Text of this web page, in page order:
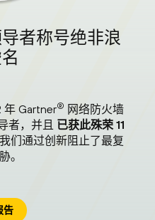
者称号绝非浪
年 Gartner® 网络防火墙
者，并且 已获此殊荣 11
们通过创新阻止了最复
。
告